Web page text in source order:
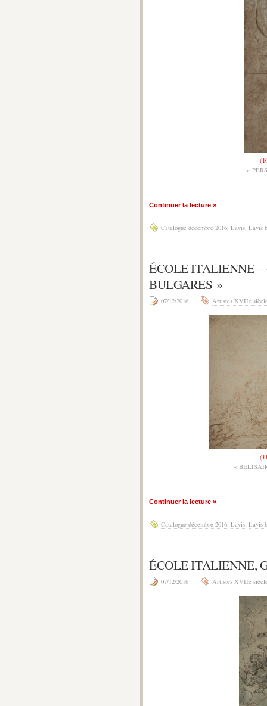
«
Continuer la lecture »
Catalogue décembre 2016, Lavis, Lavis
ÉCOLE ITALIENNE
BULGARES »
07/12/2016 Artistes XVIIe
«
Continuer la lecture »
Catalogue décembre 2016, Lavis, Lavis
ÉCOLE ITALIENNE,
07/12/2016 Artistes XVIIe